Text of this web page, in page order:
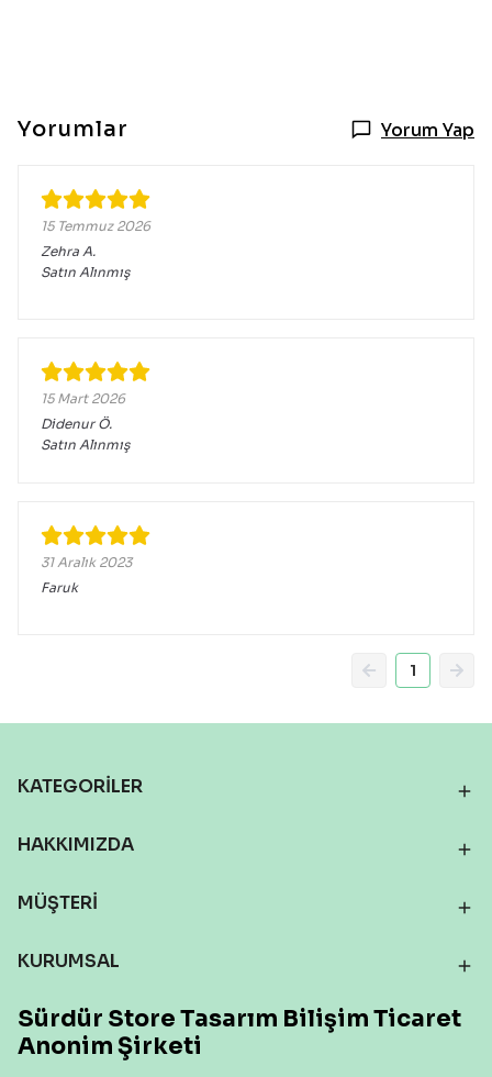
Yorumlar Yorum Yap
15 Temmuz 2026
Zehra A.
Satın Alınmış
15 Mart 2026
Didenur Ö.
Satın Alınmış
31 Aralık 2023
Faruk
1
KATEGORİLER
HAKKIMIZDA
MÜŞTERİ
KURUMSAL
Sürdür Store Tasarım Bilişim Ticaret
Anonim Şirketi